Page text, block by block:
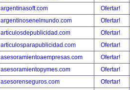
argentinasoft.com
Ofertar!
argentinosenelmundo.com
Ofertar!
articulosdepublicidad.com
Ofertar!
articulosparapublicidad.com
Ofertar!
asesoramientoaempresas.com
Ofertar!
asesoramientopymes.com
Ofertar!
asesorenseguros.com
Ofertar!